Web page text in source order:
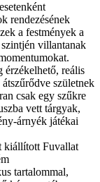
rendezésének
a festmények a
villantanak
reális
születnek
csak egy szűkre
vett tárgyak,
árnyék játékai
kiállított Fuvallat
tartalommal,